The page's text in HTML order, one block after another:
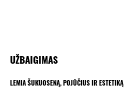
UŽBAIGIMAS
LEMIA ŠUKUOSENĄ, POJŪČIUS IR ESTETIKĄ